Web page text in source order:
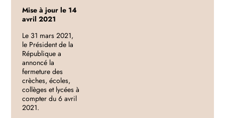
Mise à jour le 14
avril 2021
Le 31 mars 2021,
le Président de la
République a
annoncé la
fermeture des
crèches, écoles,
collèges et lycées à
compter du 6 avril
2021.